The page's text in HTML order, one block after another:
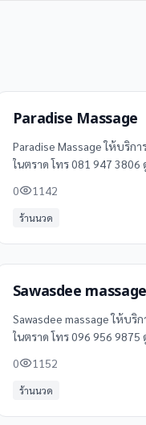
Paradise Massage
Paradise Massage ให้บริก
ในตราด โทร 081 947
0 1142
ร้านนวด
Sawasdee massage
Sawasdee massage ให้บ
ในตราด โทร 096 956
0 1152
ร้านนวด